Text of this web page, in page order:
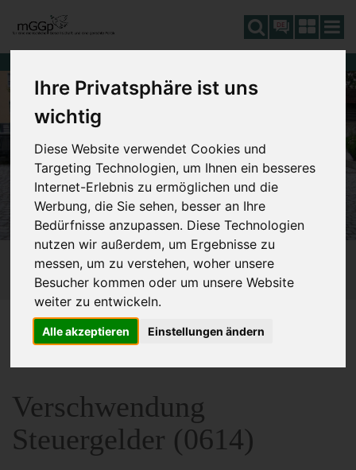
Ihre Privatsphäre ist uns
wichtig
Diese Website verwendet Cookies und
Targeting Technologien, um Ihnen ein besseres
Internet-Erlebnis zu ermöglichen und die
Werbung, die Sie sehen, besser an Ihre
Bedürfnisse anzupassen. Diese Technologien
nutzen wir außerdem, um Ergebnisse zu
messen, um zu verstehen, woher unsere
Besucher kommen oder um unsere Website
weiter zu entwickeln.
Alle akzeptieren Einstellungen ändern
DE
SIE SIND HIER: FINANZIERUNG
610_KOSTEN POLITIK
614_VERSCHWENDUNG STEUERGELDER
Verschwendung
Steuergelder (0614)